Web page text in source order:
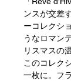
ンスが交差
ーコレクシ
うなロマン
リスマスの
このコレク
一枚に。フ